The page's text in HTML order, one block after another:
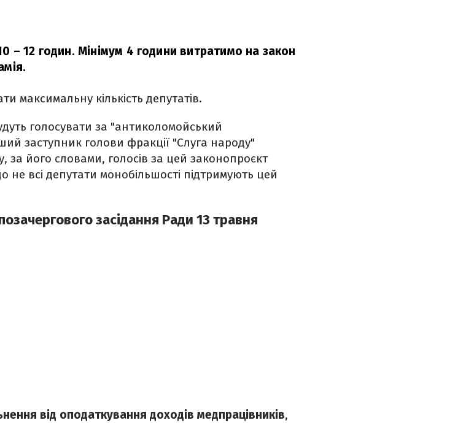
– 12 годин. Мінімум 4 години витратимо на закон
максимальну кількість депутатів.
голосувати за "антиколомойський
заступник голови фракції "Слуга народу"
за його словами, голосів за цей законопроєкт
всі депутати монобільшості підтримують цей
засідання Ради 13 травня
від оподаткування доходів медпрацівників,